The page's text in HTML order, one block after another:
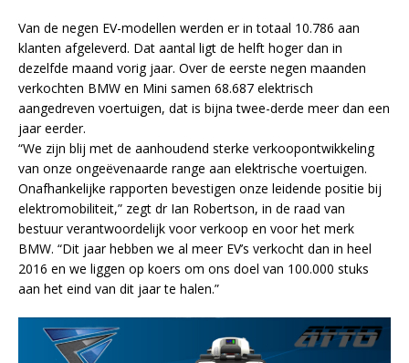
Van de negen EV-modellen werden er in totaal 10.786 aan
klanten afgeleverd. Dat aantal ligt de helft hoger dan in
dezelfde maand vorig jaar. Over de eerste negen maanden
verkochten BMW en Mini samen 68.687 elektrisch
aangedreven voertuigen, dat is bijna twee-derde meer dan een
jaar eerder.
“We zijn blij met de aanhoudend sterke verkoopontwikkeling
van onze ongeëvenaarde range aan elektrische voertuigen.
Onafhankelijke rapporten bevestigen onze leidende positie bij
elektromobiliteit,” zegt dr Ian Robertson, in de raad van
bestuur verantwoordelijk voor verkoop en voor het merk
BMW. “Dit jaar hebben we al meer EV’s verkocht dan in heel
2016 en we liggen op koers om ons doel van 100.000 stuks
aan het eind van dit jaar te halen.”